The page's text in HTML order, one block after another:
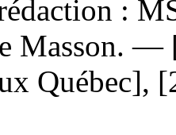
:
Masson.
Québec],